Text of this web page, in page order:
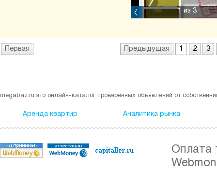
1 из 3
Первая Предыдущая 1 2 3
megabaz.ru это онлайн-каталог проверенных объявлений от
Аренда квартир Аналитика рынка
Оплата